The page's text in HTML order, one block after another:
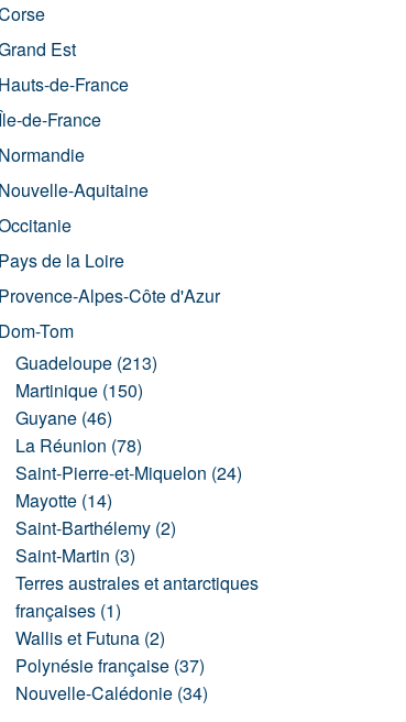
Est
Hauts-de-France
de-France
Normandie
Nouvelle-Aquitaine
Pays de la Loire
Provence-Alpes-Côte d'Azur
Dom-Tom
Guadeloupe (213)
Martinique (150)
Guyane (46)
La Réunion (78)
Saint-Pierre-et-Miquelon (24)
Mayotte (14)
Saint-Barthélemy (2)
Saint-Martin (3)
Terres australes et antarctiques
françaises (1)
Wallis et Futuna (2)
Polynésie française (37)
Nouvelle-Calédonie (34)